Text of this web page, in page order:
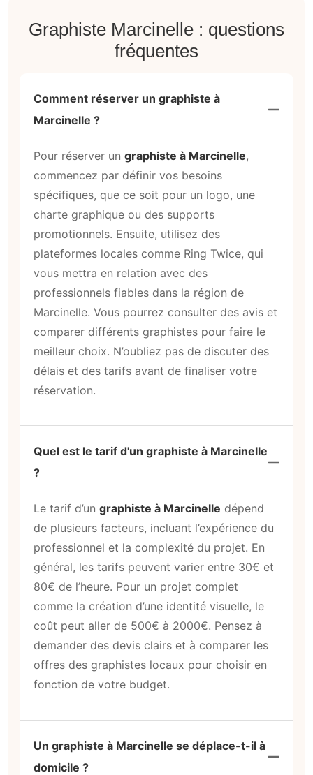
Graphiste Marcinelle : questions
fréquentes
Comment réserver un graphiste à
Marcinelle ?
Pour réserver un graphiste à Marcinelle,
commencez par définir vos besoins
spécifiques, que ce soit pour un logo, une
charte graphique ou des supports
promotionnels. Ensuite, utilisez des
plateformes locales comme Ring Twice, qui
vous mettra en relation avec des
professionnels fiables dans la région de
Marcinelle. Vous pourrez consulter des avis et
comparer différents graphistes pour faire le
meilleur choix. N’oubliez pas de discuter des
délais et des tarifs avant de finaliser votre
réservation.
Quel est le tarif d'un graphiste à Marcinelle
?
Le tarif d’un graphiste à Marcinelle dépend
de plusieurs facteurs, incluant l’expérience du
professionnel et la complexité du projet. En
général, les tarifs peuvent varier entre 30€ et
80€ de l’heure. Pour un projet complet
comme la création d’une identité visuelle, le
coût peut aller de 500€ à 2000€. Pensez à
demander des devis clairs et à comparer les
offres des graphistes locaux pour choisir en
fonction de votre budget.
Un graphiste à Marcinelle se déplace-t-il à
domicile ?